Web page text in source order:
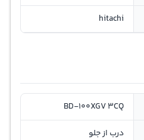
hitachi
BD-100XGV 3CQ
درب از جلو